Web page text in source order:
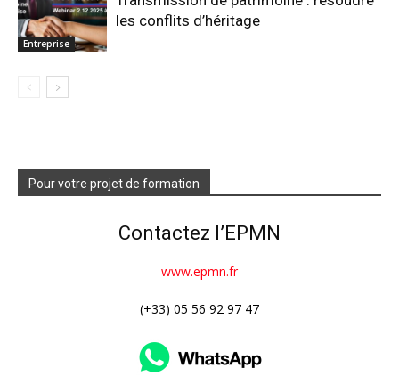
Entreprise
les conflits d’héritage
Pour votre projet de formation
Contactez l’EPMN
www.epmn.fr
(+33) 05 56 92 97 47